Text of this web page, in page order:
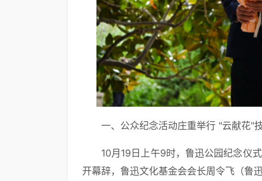
一、公众纪念活动庄重举行 "云献花"
10月19日上午9时，鲁迅公园纪念仪
开幕辞，鲁迅文化基金会会长周令飞（鲁